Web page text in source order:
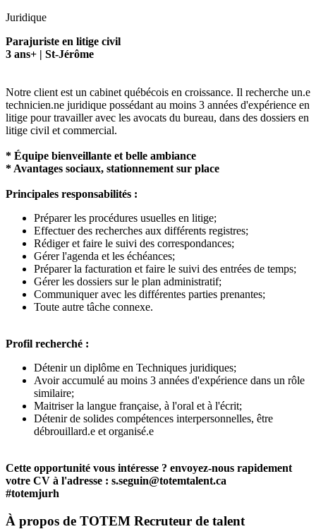
Juridique
Parajuriste en litige civil
3 ans+ | St-Jérôme
Notre client est un cabinet québécois en croissance. Il recherche un.e
technicien.ne juridique possédant au moins 3 années d'expérience en
litige pour travailler avec les avocats du bureau, dans des dossiers en
litige civil et commercial.
* Équipe bienveillante et belle ambiance
* Avantages sociaux, stationnement sur place
Principales responsabilités :
Préparer les procédures usuelles en litige;
Effectuer des recherches aux différents registres;
Rédiger et faire le suivi des correspondances;
Gérer l'agenda et les échéances;
Préparer la facturation et faire le suivi des entrées de temps;
Gérer les dossiers sur le plan administratif;
Communiquer avec les différentes parties prenantes;
Toute autre tâche connexe.
Profil recherché :
Détenir un diplôme en Techniques juridiques;
Avoir accumulé au moins 3 années d'expérience dans un rôle
similaire;
Maitriser la langue française, à l'oral et à l'écrit;
Détenir de solides compétences interpersonnelles, être
débrouillard.e et organisé.e
Cette opportunité vous intéresse ? envoyez-nous rapidement
votre CV à l'adresse : s.seguin@totemtalent.ca
#totemjurh
À propos de TOTEM Recruteur de talent